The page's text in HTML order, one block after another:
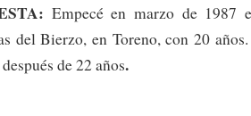
Empecé en marzo de 1987
del Bierzo, en Toreno, con 20
de 22 años.